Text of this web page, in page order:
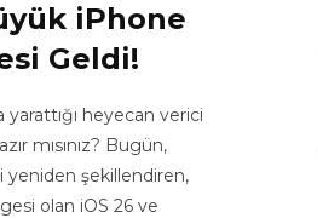
iPhone
Geldi!
yarattığı heyecan verici
mısınız? Bugün,
yeniden şekillendiren,
olan iOS 26 ve